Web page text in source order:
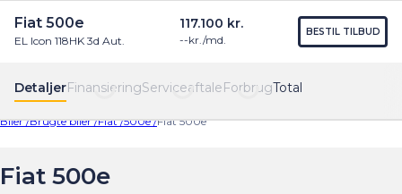
Find os Menu
DetaljerFinansieringServiceaftaleForbrugTotal
Fiat 500e
EL Icon 118HK 3d Aut.
117.100 kr.
--kr./md.
BESTIL TILBUD
Biler /Brugte biler /Fiat /500e /Fiat 500e
Fiat 500e